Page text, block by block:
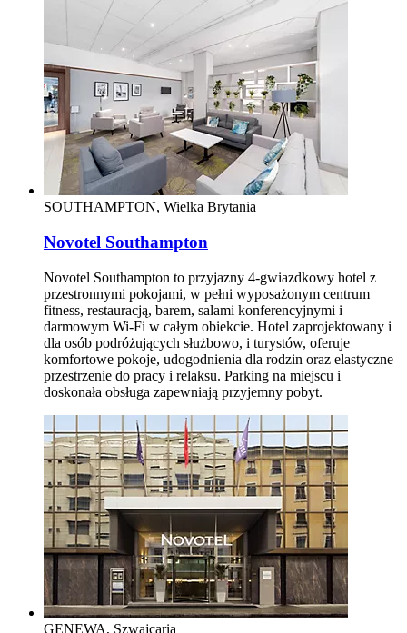
SOUTHAMPTON, Wielka Brytania
Novotel Southampton
Novotel Southampton to przyjazny 4-gwiazdkowy hotel z
przestronnymi pokojami, w pełni wyposażonym centrum
fitness, restauracją, barem, salami konferencyjnymi i
darmowym Wi‑Fi w całym obiekcie. Hotel zaprojektowany i
dla osób podróżujących służbowo, i turystów, oferuje
komfortowe pokoje, udogodnienia dla rodzin oraz elastyczne
przestrzenie do pracy i relaksu. Parking na miejscu i
doskonała obsługa zapewniają przyjemny pobyt.
GENEWA, Szwajcaria